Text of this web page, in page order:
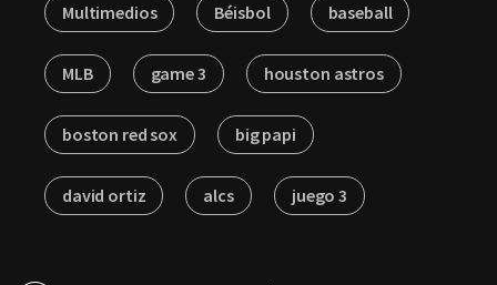
Multimedios Béisbol baseball
MLB game 3 houston astros
boston red sox big papi
david ortiz alcs juego 3